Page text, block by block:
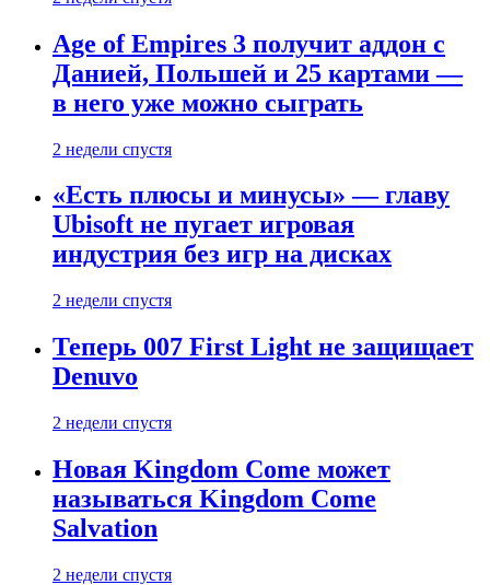
Age of Empires 3 получит аддон с
Данией, Польшей и 25 картами —
в него уже можно сыграть
2 недели спустя
«Есть плюсы и минусы» — главу
Ubisoft не пугает игровая
индустрия без игр на дисках
2 недели спустя
Теперь 007 First Light не защищает
Denuvo
2 недели спустя
Новая Kingdom Come может
называться Kingdom Come
Salvation
2 недели спустя